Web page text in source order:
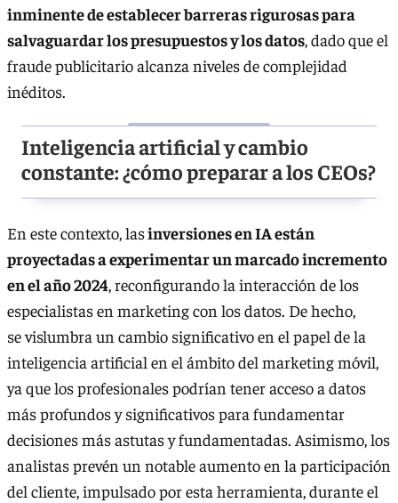
inminente de establecer barreras rigurosas para
salvaguardar los presupuestos y los datos, dado que el
fraude publicitario alcanza niveles de complejidad
inéditos.
Inteligencia artificial y cambio
constante: ¿cómo preparar a los CEOs?
En este contexto, lasinversiones en IA están
proyectadas a experimentar un marcado incremento
en el año 2024, reconfigurando la interacción de los
especialistas en marketing con los datos. De hecho,
se vislumbra un cambio significativo en el papel de la
inteligencia artificial en el ámbito del marketing móvil,
ya que los profesionales podrían tener acceso a datos
más profundos y significativos para fundamentar
decisiones más astutas y fundamentadas. Asimismo, los
analistas prevén un notable aumento en la participación
del cliente, impulsado por esta herramienta, durante el